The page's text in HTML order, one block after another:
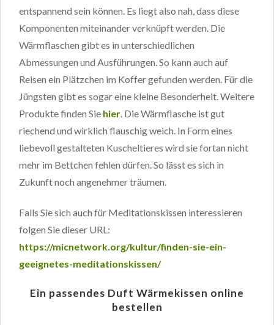
entspannend sein können. Es liegt also nah, dass diese
Komponenten miteinander verknüpft werden. Die
Wärmflaschen gibt es in unterschiedlichen
Abmessungen und Ausführungen. So kann auch auf
Reisen ein Plätzchen im Koffer gefunden werden. Für die
Jüngsten gibt es sogar eine kleine Besonderheit. Weitere
Produkte finden Sie hier. Die Wärmflasche ist gut
riechend und wirklich flauschig weich. In Form eines
liebevoll gestalteten Kuscheltieres wird sie fortan nicht
mehr im Bettchen fehlen dürfen. So lässt es sich in
Zukunft noch angenehmer träumen.
Falls Sie sich auch für Meditationskissen interessieren
folgen Sie dieser URL:
https://micnetwork.org/kultur/finden-sie-ein-
geeignetes-meditationskissen/
Ein passendes Duft Wärmekissen online
bestellen